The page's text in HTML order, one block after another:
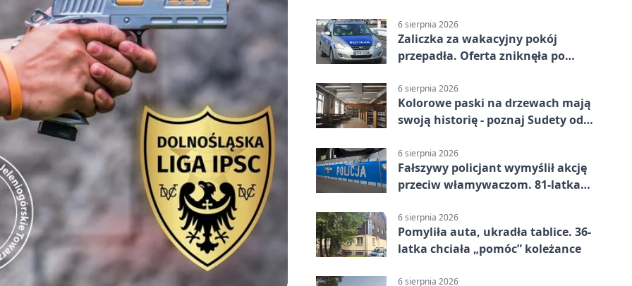
6 sierpnia 2026
Zaliczka za wakacyjny pokój
przepadła. Oferta zniknęła po
6 sierpnia 2026
Kolorowe paski na drzewach mają
swoją historię - poznaj Sudety od
6 sierpnia 2026
Fałszywy policjant wymyślił akcję
przeciw włamywaczom. 81-latka
6 sierpnia 2026
Pomyliła auta, ukradła tablice. 36-
latka chciała „pomóc” koleżance
6 sierpnia 2026